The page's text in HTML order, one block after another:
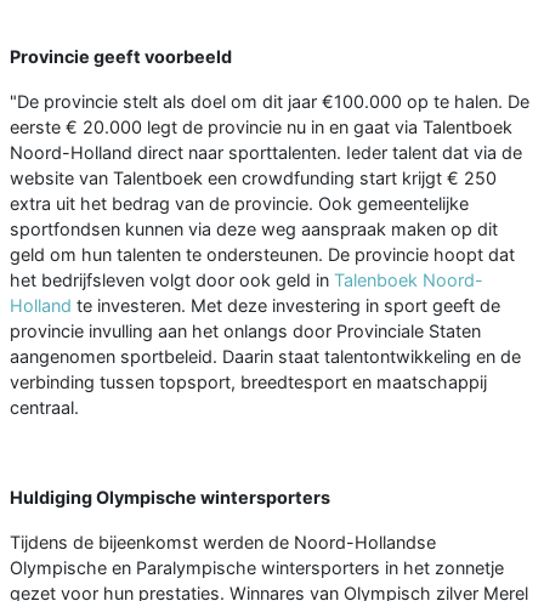
Provincie geeft voorbeeld
"De provincie stelt als doel om dit jaar €100.000 op te halen. De
eerste € 20.000 legt de provincie nu in en gaat via Talentboek
Noord-Holland direct naar sporttalenten. Ieder talent dat via de
website van Talentboek een crowdfunding start krijgt € 250
extra uit het bedrag van de provincie. Ook gemeentelijke
sportfondsen kunnen via deze weg aanspraak maken op dit
geld om hun talenten te ondersteunen. De provincie hoopt dat
het bedrijfsleven volgt door ook geld in Talenboek Noord-
Holland te investeren. Met deze investering in sport geeft de
provincie invulling aan het onlangs door Provinciale Staten
aangenomen sportbeleid. Daarin staat talentontwikkeling en de
verbinding tussen topsport, breedtesport en maatschappij
centraal.
Huldiging Olympische wintersporters
Tijdens de bijeenkomst werden de Noord-Hollandse
Olympische en Paralympische wintersporters in het zonnetje
gezet voor hun prestaties. Winnares van Olympisch zilver Merel